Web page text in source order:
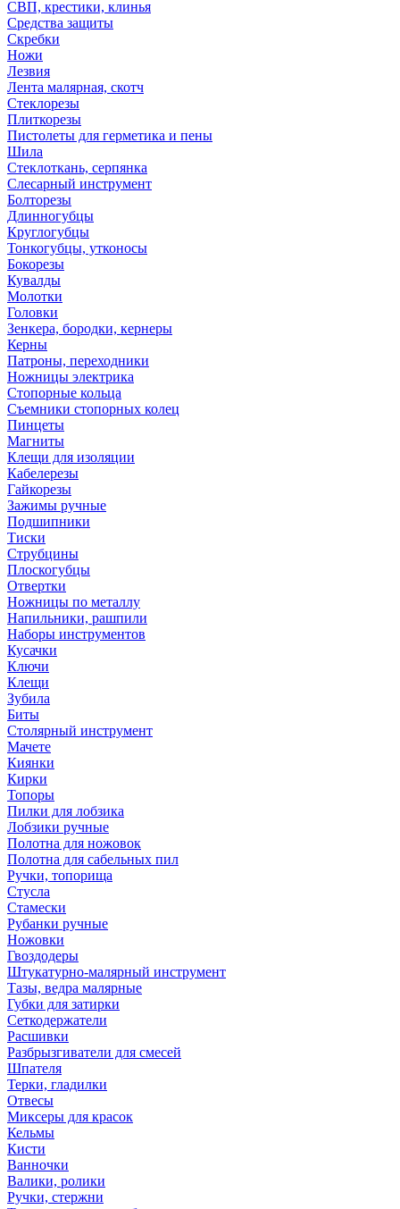
СВП, крестики, клинья
Средства защиты
Скребки
Ножи
Лезвия
Лента малярная, скотч
Стеклорезы
Плиткорезы
Пистолеты для герметика и пены
Шила
Стеклоткань, серпянка
Слесарный инструмент
Болторезы
Длинногубцы
Круглогубцы
Тонкогубцы, утконосы
Бокорезы
Кувалды
Молотки
Головки
Зенкера, бородки, кернеры
Керны
Патроны, переходники
Ножницы электрика
Стопорные кольца
Съемники стопорных колец
Пинцеты
Магниты
Клещи для изоляции
Кабелерезы
Гайкорезы
Зажимы ручные
Подшипники
Тиски
Струбцины
Плоскогубцы
Отвертки
Ножницы по металлу
Напильники, рашпили
Наборы инструментов
Кусачки
Ключи
Клещи
Зубила
Биты
Столярный инструмент
Мачете
Киянки
Кирки
Топоры
Пилки для лобзика
Лобзики ручные
Полотна для ножовок
Полотна для сабельных пил
Ручки, топорища
Стусла
Стамески
Рубанки ручные
Ножовки
Гвоздодеры
Штукатурно-малярный инструмент
Тазы, ведра малярные
Губки для затирки
Сеткодержатели
Расшивки
Разбрызгиватели для смесей
Шпателя
Терки, гладилки
Отвесы
Миксеры для красок
Кельмы
Кисти
Ванночки
Валики, ролики
Ручки, стержни